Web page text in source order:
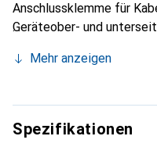
Anschlussklemme für
Geräteober- und
Isolationsabdeckung.
werkzeuglose Montage
Anwender. Mit
Fehlermeldeanzeige
Mehr anzeigen
Spezifikationen